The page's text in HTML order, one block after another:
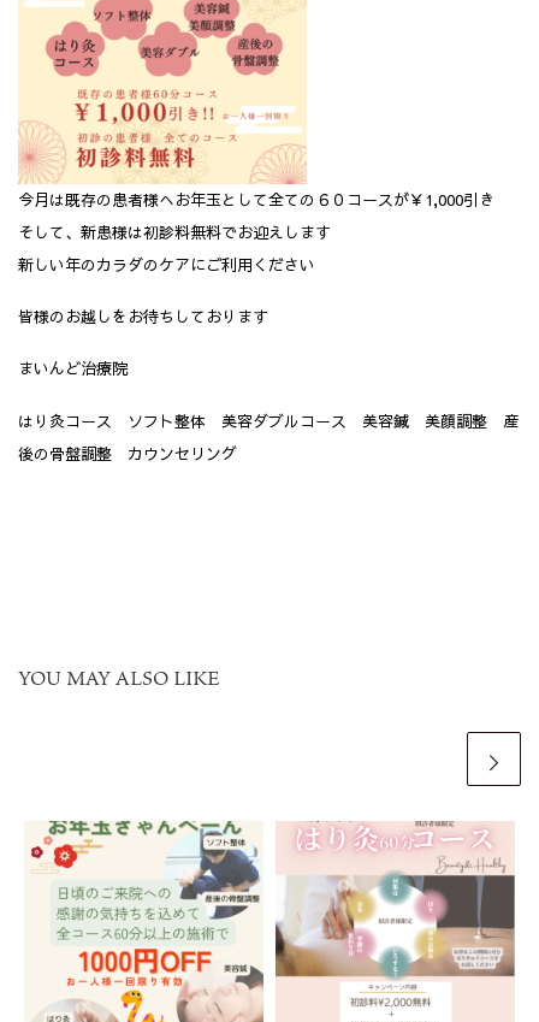
今月は既存の患者様へお年玉として全ての６０コースが￥1,000引き
そして、新患様は初診料無料でお迎えします
新しい年のカラダのケアにご利用ください
皆様のお越しをお待ちしております
まいんど治療院
はり灸コース ソフト整体 美容ダブルコース 美容鍼 美顔調整 産
後の骨盤調整 カウンセリング
YOU MAY ALSO LIKE